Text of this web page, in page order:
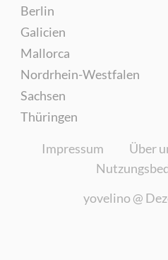
Berlin
Galicien
Mallorca
Nordrhein-Westfalen
Sachsen
Thüringen
Impressum Über
yovelino @